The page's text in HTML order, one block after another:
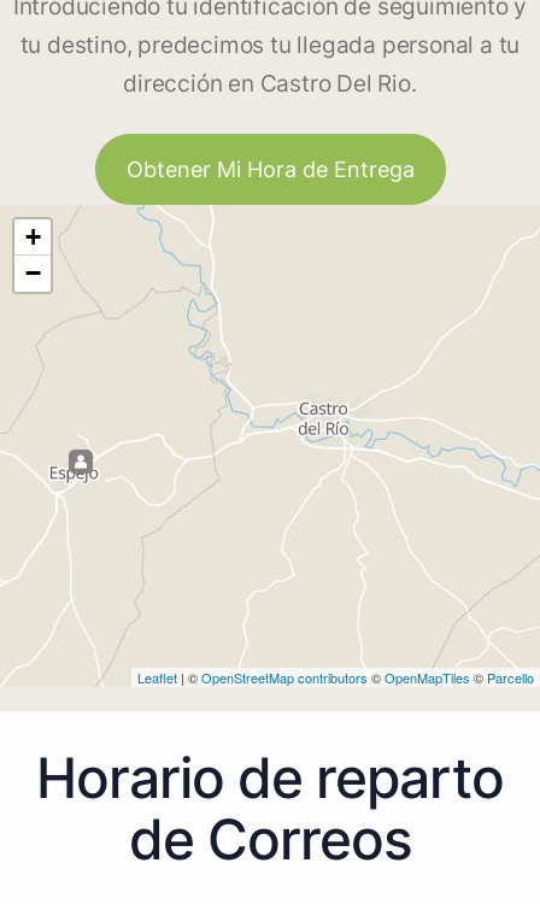
Introduciendo tu identificación de seguimiento y
tu destino, predecimos tu llegada personal a tu
dirección en Castro Del Rio.
Obtener Mi Hora de Entrega
+
−
Leaflet | ©OpenStreetMap contributors ©OpenMapTiles © Parcello
Horario de reparto
de Correos